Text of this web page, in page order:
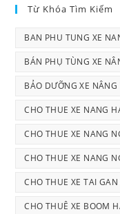
Từ Khóa Tìm Kiếm
BAN PHU TUNG XE
BÁN PHỤ TÙNG XE
BẢO DƯỠNG XE
CHO THUE XE NANG
CHO THUE XE NANG
CHO THUE XE NANG
CHO THUE XE TAI
CHO THUÊ XE BOOM